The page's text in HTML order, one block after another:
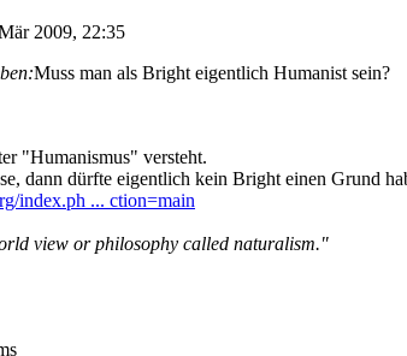
2009, 22:35
Muss man als Bright eigentlich Humanist sein?
"Humanismus" versteht.
dann dürfte eigentlich kein Bright einen Grund
index.ph ... ction=main
view or philosophy called naturalism."